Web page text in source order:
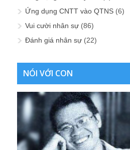
Ứng dụng CNTT vào QTNS (6)
Vui cười nhân sự (86)
Đánh giá nhân sự (22)
NÓI VỚI CON